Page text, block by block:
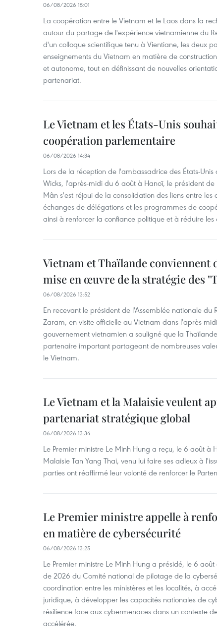
06/08/2026 15:01
La coopération entre le Vietnam et le Laos dans la
autour du partage de l'expérience vietnamienne du
d'un colloque scientifique tenu à Vientiane, les deux
enseignements du Vietnam en matière de
et autonome, tout en définissant de nouvelles
partenariat.
Le Vietnam et les États-Unis
coopération parlementaire
06/08/2026 14:34
Lors de la réception de l'ambassadrice des États-
Wicks, l'après-midi du 6 août à Hanoï, le président de
Mân s'est réjoui de la consolidation des liens entre
échanges de délégations et les programmes de
ainsi à renforcer la confiance politique et à réduire les
Vietnam et Thaïlande conviennent
mise en œuvre de la stratégie des
06/08/2026 13:52
En recevant le président de l'Assemblée nationale du
Zaram, en visite officielle au Vietnam dans l'après-
gouvernement vietnamien a souligné que la
partenaire important partageant de nombreuses
le Vietnam.
Le Vietnam et la Malaisie veulent
partenariat stratégique global
06/08/2026 13:34
Le Premier ministre Le Minh Hung a reçu, le 6 août à
Malaisie Tan Yang Thai, venu lui faire ses adieux à
parties ont réaffirmé leur volonté de renforcer le
Le Premier ministre appelle à
en matière de cybersécurité
06/08/2026 13:25
Le Premier ministre Le Minh Hung a présidé, le 6
de 2026 du Comité national de pilotage de la
coordination entre les ministères et les localités, à
juridique, à développer les capacités nationales de
résilience face aux cybermenaces dans un contexte
accélérée.